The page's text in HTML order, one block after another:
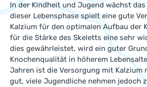
In der Kindheit und Jugend wächst
dieser Lebensphase spielt eine gute
Kalzium für den optimalen Aufbau der
für die Stärke des Skeletts eine sehr
dies gewährleistet, wird ein guter
Knochenqualität in höherem
Jahren ist die Versorgung mit Kalzium
gut, viele Jugendliche nehmen jedoch